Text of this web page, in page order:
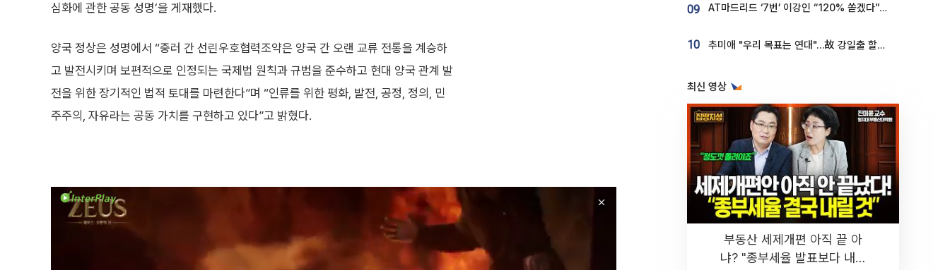
심화에 관한 공동 성명’을 게재했다.
양국 정상은 성명에서 “중러 간 선린우호협력조약은 양국 간 오랜 교류 전통을 계승하
고 발전시키며 보편적으로 인정되는 국제법 원칙과 규범을 준수하고 현대 양국 관계 발
전을 위한 장기적인 법적 토대를 마련한다”며 “인류를 위한 평화, 발전, 공정, 정의, 민
주주의, 자유라는 공동 가치를 구현하고 있다”고 밝혔다.
09 AT마드리드 ‘7번’ 이강인 “120% 쏟겠다”⋯시메오네 감독 “필요한 선수”
10 추미애 "우리 목표는 연대"…故 강일출 할머니 흉상 제막
최신 영상
부동산 세제개편 아직 끝 아
냐? "종부세율 발표보다 내릴